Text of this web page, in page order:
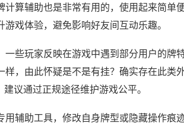
算辅助也是非常有用的，使用起来简单
戏体验，避免影响好友间互动乐趣。
些玩家反映在游戏中遇到部分用户的牌
样，由此怀疑是不是有挂？确实存在此类
议通过正规途径维护游戏公平。
辅助工具，修改自身牌型或隐藏操作痕